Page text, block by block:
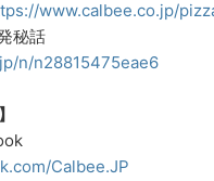
www.calbee.co.jp/
秘話
n/n28815475eae6
Calbee.JP